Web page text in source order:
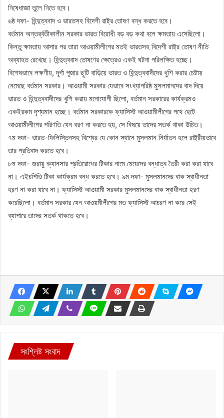
নিষেধাজ্ঞা তুলে নিতে হবে।
৬ষ্ঠ দফা- হিন্দুত্ববাদ ও ভারতসহ বিদেশী রাষ্ট্র তোষণ বন্ধ করতে হবে।
বর্তমান অন্তর্র্বতীকালীন সরকার ভারত বিরোধী বড় বড় কথা বলে ক্ষমতায় এসেছিলো।
কিন্তু ক্ষমতায় আসার পর তারা আওয়ামীলীগের মতই ভারতসহ বিদেশী রাষ্ট্র তোষণ নীতি
অব্যাহত রেখেছে। হিন্দুত্ববাদ তোষণের ক্ষেত্রেও একই ঘটনা পরিলক্ষিত হচ্ছে।
বিশেষভাবে লক্ষণীয়, দূর্গা পূজার ছুটি বাড়িয়ে ভারত ও হিন্দুত্ববাদীদের খুশি করার চেষ্টায়
নেমেছে বর্তমান সরকার। আওয়ামী সরকার যেভাবে সংখ্যাগরিষ্ঠ মুসলমানদের বাদ দিয়ে
ভারত ও হিন্দুত্ববাদীদের খুশি করায় মনোযোগী ছিলো, বর্তমান সরকারের কার্যক্রমও
একইরকম দৃশ্যমান হচ্ছে। বর্তমান সরকারকে ফ্যাসিস্ট আওয়ামীলীগের পথে হেটে
আওয়ামীলীগের পরিণতি যেন বরণ না করতে হয়, সে বিষয়ে তাদের সতর্ক থাকা উচিত।
৭ম দফা- ভারত-ফিলিস্তিনসহ বিশ্বের যে কোন স্থানে মুসলমান নির্যাতন হলে রাষ্ট্রীয়ভাবে
তার প্রতিবাদ করতে হবে।
৮ম দফা- জরায়ু ক্যানসার প্রতিরোধের টিকার নামে মেয়েদের বন্ধাত্ব তৈরী করা করা যাবে
না। এইচপিভি টিকা কার্যক্রম বন্ধ করতে হবে। ৯ম দফা- মুসলমানদের বাক স্বাধীনতা
হরণ না করা যাবে না। ফ্যাসিস্ট আওয়ামী সরকার মুসলমানদের বাক স্বাধীনতা হরণ
করেছিলো। বর্তমান সরকার যেন আওয়মীলীগের মত ফ্যাসিস্ট আচরণ না করে সেই
ব্যাপারে তাদের সতর্ক থাকতে হবে।
সংশ্লিষ্ট সংবাদ